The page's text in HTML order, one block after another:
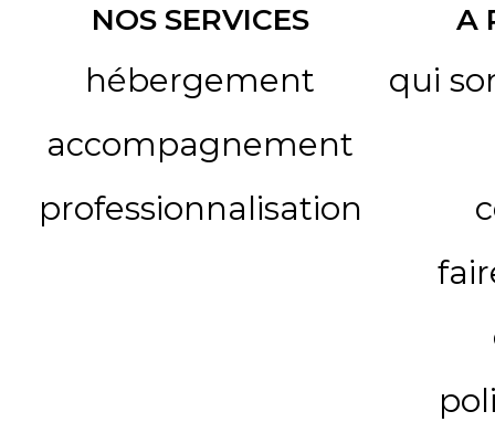
NOS SERVICES
hébergement
accompagnement
professionnalisation
A
qui